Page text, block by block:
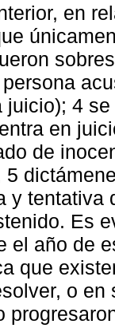
en
juicio); 4
en
de
y tentativa
Es
el año de
que
o